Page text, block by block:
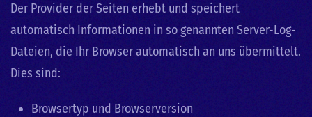
Der Provider der Seiten erhebt und speichert
automatisch Informationen in so genannten Server-Log-
Dateien, die Ihr Browser automatisch an uns übermittelt.
Dies sind:
Browsertyp und Browserversion